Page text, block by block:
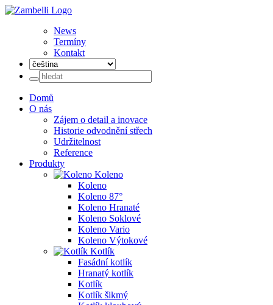
News
Termíny
Kontakt
Domů
O nás
Zájem o detail a inovace
Historie odvodnění střech
Udržitelnost
Reference
Produkty
Koleno
Koleno
Koleno 87°
Koleno Hranaté
Koleno Soklové
Koleno Vario
Koleno Výtokové
Kotlík
Fasádní kotlík
Hranatý kotlík
Kotlík
Kotlík šikmý